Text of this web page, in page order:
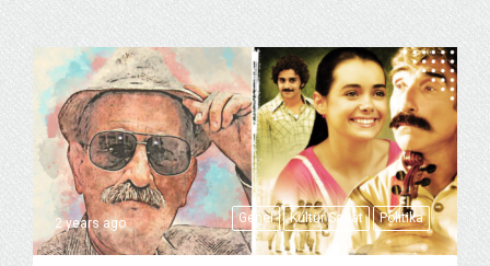
Genel Kültür Sanat Politika
2 years ago